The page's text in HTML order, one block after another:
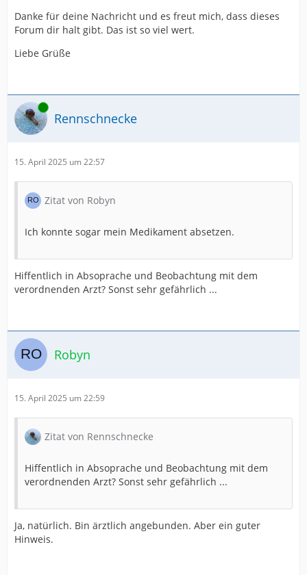
Danke für deine Nachricht und es freut mich, dass dieses
Forum dir halt gibt. Das ist so viel wert.
Liebe Grüße
Online
Rennschnecke
15. April 2025 um 22:57
Zitat von Robyn
Ich konnte sogar mein Medikament absetzen.
Hiffentlich in Absoprache und Beobachtung mit dem
verordnenden Arzt? Sonst sehr gefährlich ...
Robyn
15. April 2025 um 22:59
Zitat von Rennschnecke
Hiffentlich in Absoprache und Beobachtung mit dem
verordnenden Arzt? Sonst sehr gefährlich ...
Ja, natürlich. Bin ärztlich angebunden. Aber ein guter
Hinweis.